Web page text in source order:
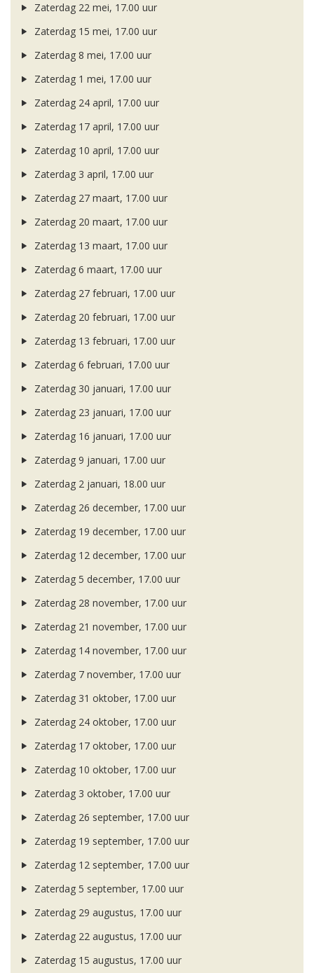
Zaterdag 22 mei, 17.00 uur
Zaterdag 15 mei, 17.00 uur
Zaterdag 8 mei, 17.00 uur
Zaterdag 1 mei, 17.00 uur
Zaterdag 24 april, 17.00 uur
Zaterdag 17 april, 17.00 uur
Zaterdag 10 april, 17.00 uur
Zaterdag 3 april, 17.00 uur
Zaterdag 27 maart, 17.00 uur
Zaterdag 20 maart, 17.00 uur
Zaterdag 13 maart, 17.00 uur
Zaterdag 6 maart, 17.00 uur
Zaterdag 27 februari, 17.00 uur
Zaterdag 20 februari, 17.00 uur
Zaterdag 13 februari, 17.00 uur
Zaterdag 6 februari, 17.00 uur
Zaterdag 30 januari, 17.00 uur
Zaterdag 23 januari, 17.00 uur
Zaterdag 16 januari, 17.00 uur
Zaterdag 9 januari, 17.00 uur
Zaterdag 2 januari, 18.00 uur
Zaterdag 26 december, 17.00 uur
Zaterdag 19 december, 17.00 uur
Zaterdag 12 december, 17.00 uur
Zaterdag 5 december, 17.00 uur
Zaterdag 28 november, 17.00 uur
Zaterdag 21 november, 17.00 uur
Zaterdag 14 november, 17.00 uur
Zaterdag 7 november, 17.00 uur
Zaterdag 31 oktober, 17.00 uur
Zaterdag 24 oktober, 17.00 uur
Zaterdag 17 oktober, 17.00 uur
Zaterdag 10 oktober, 17.00 uur
Zaterdag 3 oktober, 17.00 uur
Zaterdag 26 september, 17.00 uur
Zaterdag 19 september, 17.00 uur
Zaterdag 12 september, 17.00 uur
Zaterdag 5 september, 17.00 uur
Zaterdag 29 augustus, 17.00 uur
Zaterdag 22 augustus, 17.00 uur
Zaterdag 15 augustus, 17.00 uur